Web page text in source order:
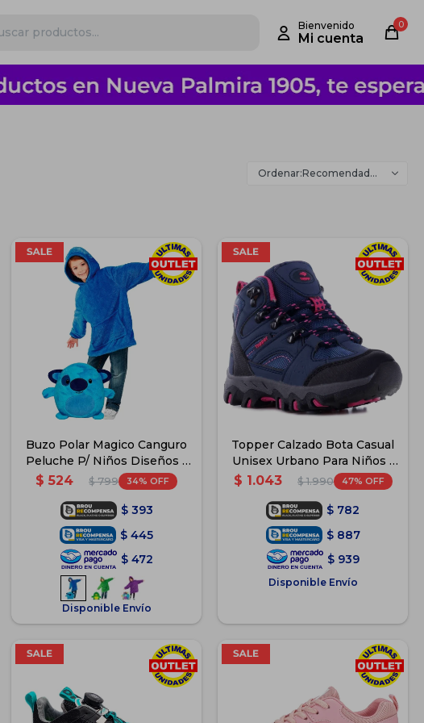
0
Recomendados
Buzo Polar Magico Canguro
Peluche P/ Niños Diseños -
Azul
$ 524 $ 799 34
$ 393
$ 445
$ 472
Disponible Envío
Topper Calzado Bota Casual
Unisex Urbano Para Niños -
Azul
$ 1.043 $ 1.990 47
$ 782
$ 887
$ 939
Disponible Envío